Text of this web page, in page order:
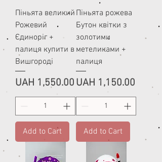
Піньята великий
Рожевий
Єдиноріг +
палиця купити в
Вишгороді
Price
UAH 1,550.00
Add to Cart
Піньята рожева
Бутон квітки з
золотими
метеликами +
палиця
Price
UAH 1,150.00
Add to Cart